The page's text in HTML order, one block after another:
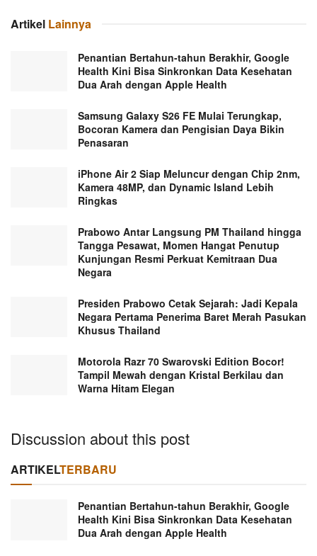
Artikel Lainnya
Penantian Bertahun-tahun Berakhir, Google
Health Kini Bisa Sinkronkan Data Kesehatan
Dua Arah dengan Apple Health
Samsung Galaxy S26 FE Mulai Terungkap,
Bocoran Kamera dan Pengisian Daya Bikin
Penasaran
iPhone Air 2 Siap Meluncur dengan Chip 2nm,
Kamera 48MP, dan Dynamic Island Lebih
Ringkas
Prabowo Antar Langsung PM Thailand hingga
Tangga Pesawat, Momen Hangat Penutup
Kunjungan Resmi Perkuat Kemitraan Dua
Negara
Presiden Prabowo Cetak Sejarah: Jadi Kepala
Negara Pertama Penerima Baret Merah Pasukan
Khusus Thailand
Motorola Razr 70 Swarovski Edition Bocor!
Tampil Mewah dengan Kristal Berkilau dan
Warna Hitam Elegan
Discussion about this post
ARTIKELTERBARU
Penantian Bertahun-tahun Berakhir, Google
Health Kini Bisa Sinkronkan Data Kesehatan
Dua Arah dengan Apple Health